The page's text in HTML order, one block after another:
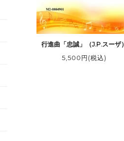
行進曲「忠誠」（J.P.スーザ）
5,500円(税込)